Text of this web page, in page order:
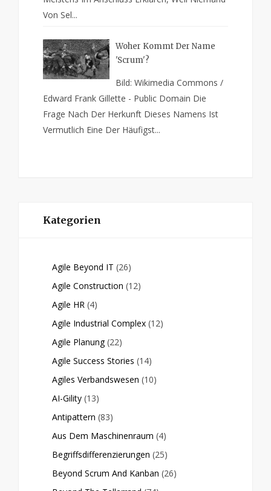
Von Sel...
Woher Kommt Der Name
'Scrum'?
Bild: Wikimedia Commons /
Edward Frank Gillette - Public Domain Die
Frage Nach Der Herkunft Dieses Namens Ist
Vermutlich Eine Der Häufigst...
Kategorien
Agile Beyond IT (26)
Agile Construction (12)
Agile HR (4)
Agile Industrial Complex (12)
Agile Planung (22)
Agile Success Stories (14)
Agiles Verbandswesen (10)
AI-Gility (13)
Antipattern (83)
Aus Dem Maschinenraum (4)
Begriffsdifferenzierungen (25)
Beyond Scrum And Kanban (26)